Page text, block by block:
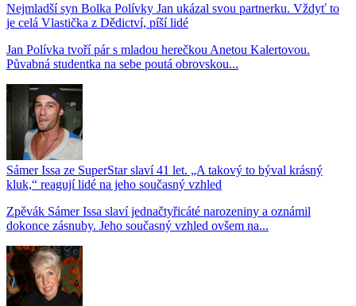
Nejmladší syn Bolka Polívky Jan ukázal svou partnerku. Vždyť to
je celá Vlastička z Dědictví, píší lidé
Jan Polívka tvoří pár s mladou herečkou Anetou Kalertovou.
Půvabná studentka na sebe poutá obrovskou...
Sámer Issa ze SuperStar slaví 41 let. „A takový to býval krásný
kluk,“ reagují lidé na jeho současný vzhled
Zpěvák Sámer Issa slaví jednačtyřicáté narozeniny a oznámil
dokonce zásnuby. Jeho současný vzhled ovšem na...